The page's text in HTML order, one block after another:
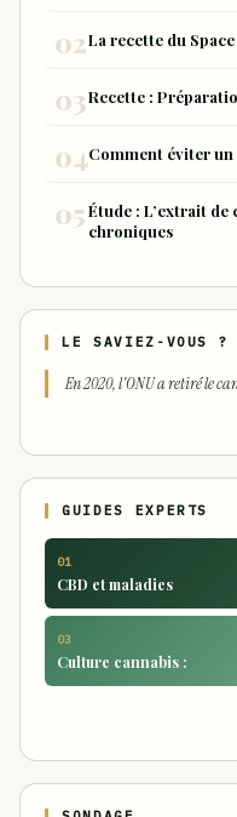
La recette du
Recette :
Comment éviter
Étude : L’extrait
chroniques
LE SAVIEZ-VOUS ?
En 2020, l'ONU a retiré le
GUIDES EXPERTS
01
CBD et maladies
03
Culture cannabis :